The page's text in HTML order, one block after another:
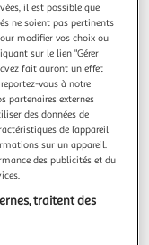
il est possible que
ne soient pas pertinents
modifier vos choix ou
sur le lien "Gérer
avez fait auront un effet
vous à notre
partenaires externes
des données de
de l’appareil
sur un appareil.
des publicités et du
traitent des